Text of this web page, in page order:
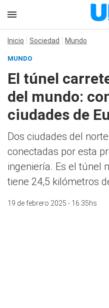
Inicio Sociedad Mundo
MUNDO
El túnel
del mundo:
ciudades de
Dos ciudades del
conectadas por esta
ingeniería. Es el túnel
tiene 24,5 kilómetros
19 de febrero 2025 - 16:35hs